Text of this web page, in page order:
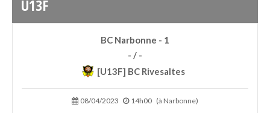
U13F
BC Narbonne - 1
- / -
[U13F] BC Rivesaltes
08/04/2023 14h00 (à Narbonne)